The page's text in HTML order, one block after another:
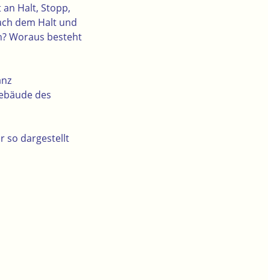
an Halt, Stopp,
dem Halt und
Woraus besteht
des
so dargestellt